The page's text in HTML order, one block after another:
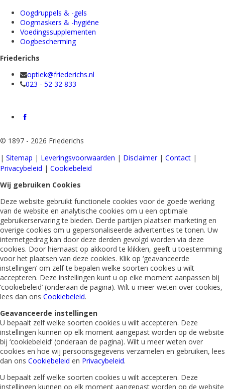
Oogdruppels & -gels
Oogmaskers & -hygiëne
Voedingssupplementen
Oogbescherming
Friederichs
optiek@friederichs.nl
023 - 52 32 833
© 1897 - 2026 Friederichs
| Sitemap | Leveringsvoorwaarden | Disclaimer | Contact |
Privacybeleid | Cookiebeleid
Wij gebruiken Cookies
Deze website gebruikt functionele cookies voor de goede werking
van de website en analytische cookies om u een optimale
gebruikerservaring te bieden. Derde partijen plaatsen marketing en
overige cookies om u gepersonaliseerde advertenties te tonen. Uw
internetgedrag kan door deze derden gevolgd worden via deze
cookies. Door hiernaast op akkoord te klikken, geeft u toestemming
voor het plaatsen van deze cookies. Klik op ‘geavanceerde
instellingen’ om zelf te bepalen welke soorten cookies u wilt
accepteren. Deze instellingen kunt u op elke moment aanpassen bij
‘cookiebeleid’ (onderaan de pagina). Wilt u meer weten over cookies,
lees dan ons Cookiebeleid.
Geavanceerde instellingen
U bepaalt zelf welke soorten cookies u wilt accepteren. Deze
instellingen kunnen op elk moment aangepast worden op de website
bij ‘cookiebeleid’ (onderaan de pagina). Wilt u meer weten over
cookies en hoe wij persoonsgegevens verzamelen en gebruiken, lees
dan ons Cookiebeleid en Privacybeleid.
U bepaalt zelf welke soorten cookies u wilt accepteren. Deze
instellingen kunnen op elk moment aangepast worden op de website